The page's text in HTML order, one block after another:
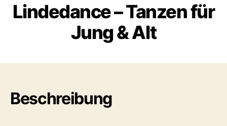
Lindedance – Tanzen für
Jung & Alt
Beschreibung